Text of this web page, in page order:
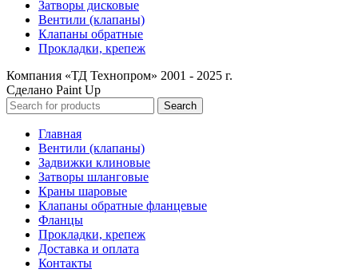
Затворы дисковые
Вентили (клапаны)
Клапаны обратные
Прокладки, крепеж
Компания «ТД Технопром» 2001 - 2025 г.
Сделано Paint Up
Search
Главная
Вентили (клапаны)
Задвижки клиновые
Затворы шланговые
Краны шаровые
Клапаны обратные фланцевые
Фланцы
Прокладки, крепеж
Доставка и оплата
Контакты